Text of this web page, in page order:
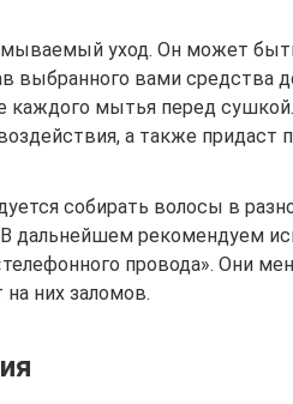
уход. Он может
выбранного вами средства
каждого мытья перед
а также придаст
собирать волосы в
дальнейшем рекомендуем
провода». Они
них заломов.